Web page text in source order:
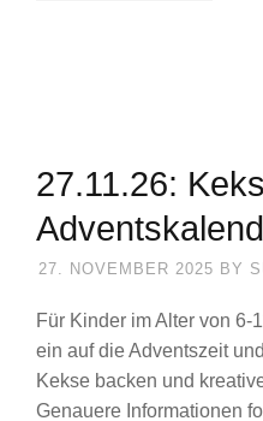
27.11.26:
27. NOVEMBER 2025 BY
Für Kinder im Alter von 6-
ein auf die Adventszeit
Kekse backen und
Genauere Informationen